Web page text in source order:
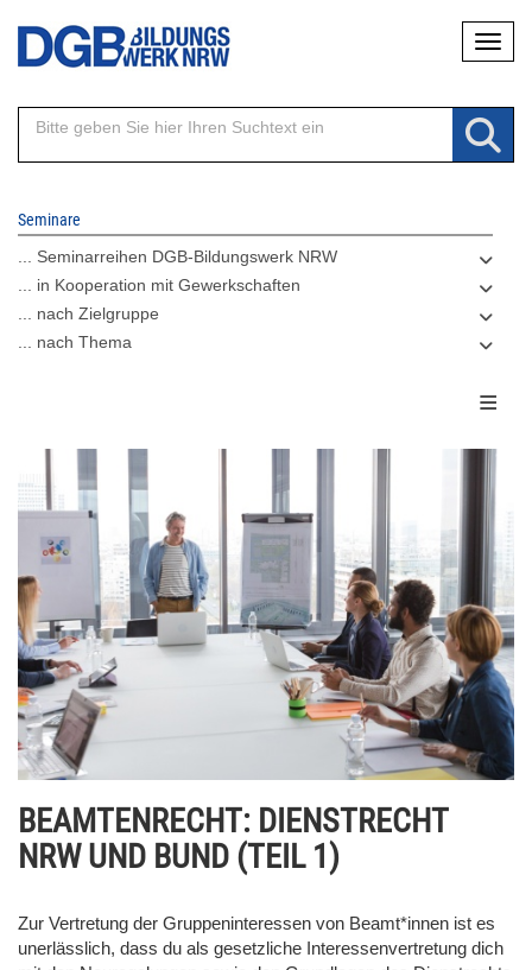
Direkt
Inhalt
Seminare
... Seminarreihen DGB-Bildungswerk NRW
... in Kooperation mit Gewerkschaften
... nach Zielgruppe
... nach Thema
BEAMTENRECHT: DIENSTRECHT
NRW UND BUND (TEIL 1)
Zur Vertretung der Gruppeninteressen von Beamt*innen ist es
unerlässlich, dass du als gesetzliche Interessenvertretung dich